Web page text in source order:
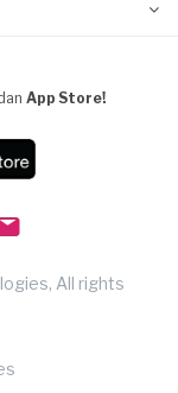
App Store!
All rights